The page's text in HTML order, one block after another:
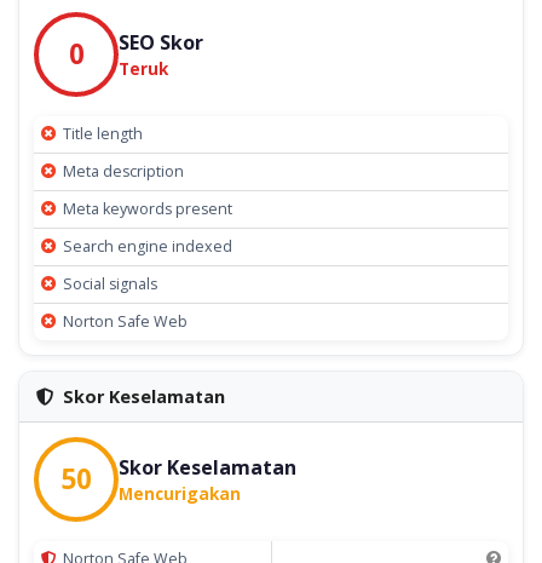
0 SEO Skor
Teruk
Title length
Meta description
Meta keywords present
Search engine indexed
Social signals
Norton Safe Web
Skor Keselamatan
50 Skor Keselamatan
Mencurigakan
Norton Safe Web